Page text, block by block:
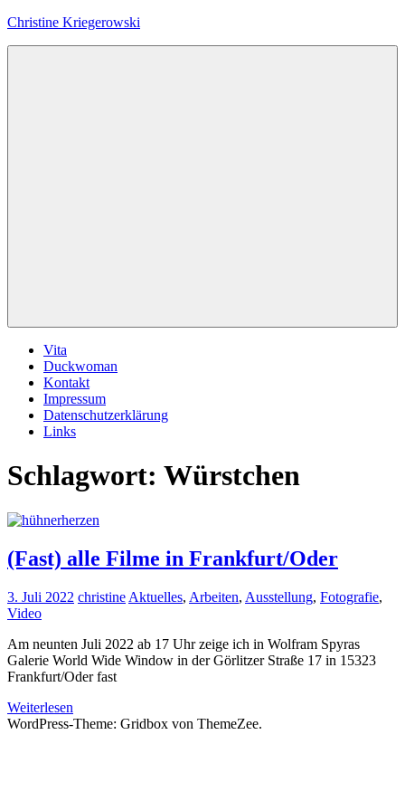
Zum
Christine Kriegerowski
Vita
Duckwoman
Kontakt
Impressum
Datenschutzerklärung
Links
Schlagwort: Würstchen
(Fast) alle Filme in Frankfurt/Oder
3. Juli 2022 christine Aktuelles, Arbeiten, Ausstellung, Fotografie,
Video
Am neunten Juli 2022 ab 17 Uhr zeige ich in Wolfram Spyras
Galerie World Wide Window in der Görlitzer Straße 17 in 15323
Frankfurt/Oder fast
Weiterlesen
WordPress-Theme: Gridbox von ThemeZee.